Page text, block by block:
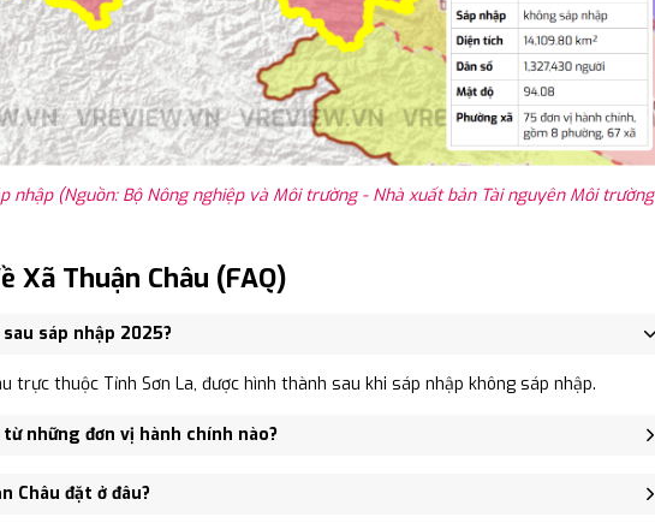
nhập (Nguồn: Bộ Nông nghiệp và Môi trường - Nhà xuất bản Tài nguyên Môi trường
Xã Thuận Châu (FAQ)
sáp nhập 2025?
trực thuộc Tỉnh Sơn La, được hình thành sau khi sáp nhập không sáp nhập.
những đơn vị hành chính nào?
sở sáp nhập Thị trấn Thuận Châu, Xã Phổng Ly, Xã Thôm Mòn, Xã Tông Lạnh,
Châu đặt ở đâu?